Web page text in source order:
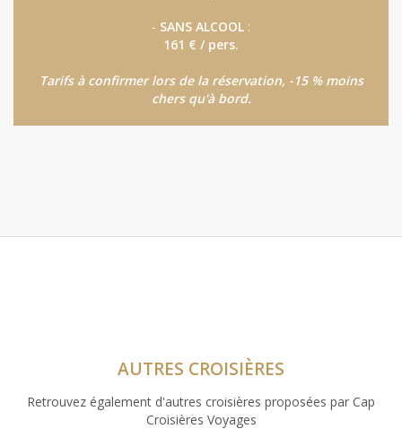
- SANS ALCOOL :
161 € / pers.
Tarifs à confirmer lors de la réservation, -15 % moins
chers qu'à bord.
AUTRES CROISIÈRES
Retrouvez également d'autres croisières proposées par Cap
Croisières Voyages